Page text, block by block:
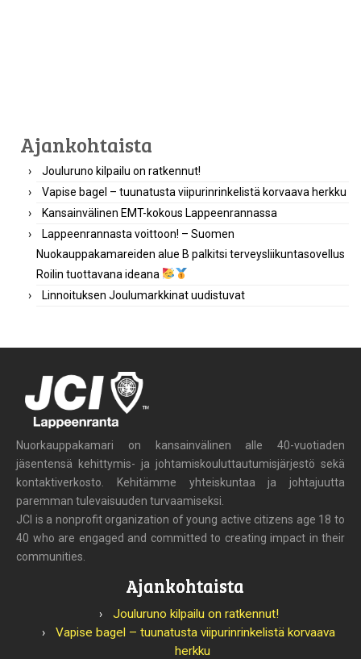
Ajankohtaista
Jouluruno kilpailu on ratkennut!
Vapise bagel – tuunatusta viipurinrinkelistä korvaava herkku
Kansainvälinen EMT-kokous Lappeenrannassa
Lappeenrannasta voittoon! – Suomen
Nuokauppakamareiden alue B palkitsi terveysliikuntasovellus
Roilin tuottavana ideana
Linnoituksen Joulumarkkinat uudistuvat
Nuorkauppakamari on kansainvälinen alle 40-vuotiaden
jäsentensä kehittymis- ja johtamiskouluttautumisjärjestö sekä
kontaktiverkosto. Kehitämme yhteiskuntaa ja johtajuutta
paremman tulevaisuuden turvaamiseksi.
JCI is a nonprofit organization of young active citizens age 18 to
40 who are engaged and committed to creating impact in their
communities.
Ajankohtaista
Jouluruno kilpailu on ratkennut!
Vapise bagel – tuunatusta viipurinrinkelistä korvaava
herkku